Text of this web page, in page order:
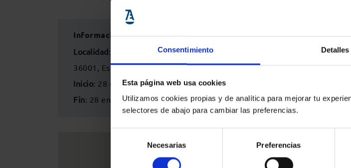
Consentimiento Detalles
Esta página web usa cookies
Utilizamos cookies propias y de analítica para mejorar tu
selectores de abajo para cambiar las preferencias.
consentimiento
Necesarias Preferencias
Información del evento
Localidad: Colegio de la Abogacía de Pontevedra
- Rúa Reina Victoria, 9,
36001, España
Inicio: 28 enero 2022 - 19:30h
Fin: 28 enero 2022 - 20:30h